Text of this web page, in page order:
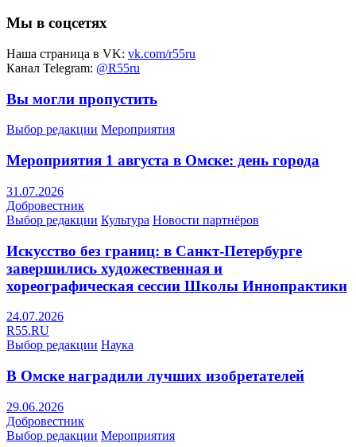
Мы в соцсетях
Наша страница в VK: vk.com/r55ru
Канал Telegram: @R55ru
Вы могли пропустить
Выбор редакции Мероприятия
Мероприятия 1 августа в Омске: день города
31.07.2026
Добровестник
Выбор редакции Культура Новости партнёров
Искусство без границ: в Санкт-Петербурге
завершились художественная и
хореографическая сессии Школы Иннопрактики
24.07.2026
R55.RU
Выбор редакции Наука
В Омске наградили лучших изобретателей
29.06.2026
Добровестник
Выбор редакции Мероприятия